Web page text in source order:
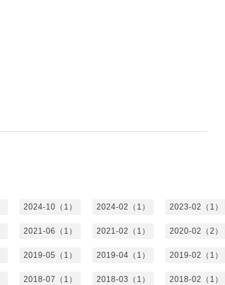
2024-10（1） 2024-02（1） 2023-02（1）
2021-06（1） 2021-02（1） 2020-02（2）
2019-05（1） 2019-04（1） 2019-02（1）
2018-07（1） 2018-03（1） 2018-02（1）